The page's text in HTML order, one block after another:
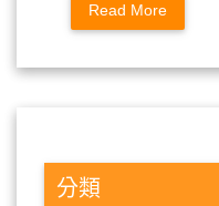
Read More
分類